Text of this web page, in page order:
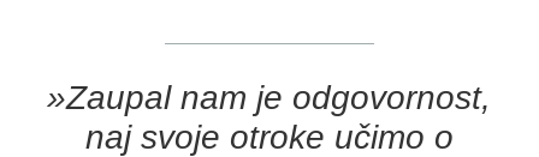
»Zaupal nam je odgovornost,
naj svoje otroke učimo o